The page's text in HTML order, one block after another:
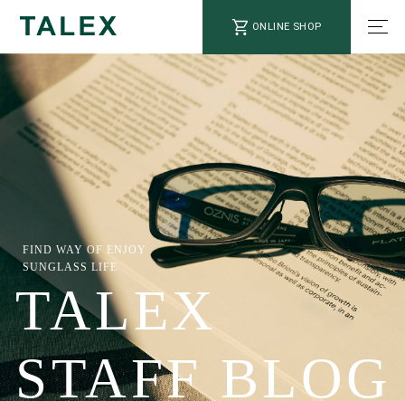
ONLINE SHOP
FIND WAY OF ENJOY
SUNGLASS LIFE
TALEX
STAFF BLOG